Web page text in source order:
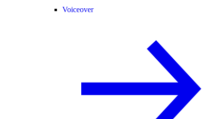
Voiceover